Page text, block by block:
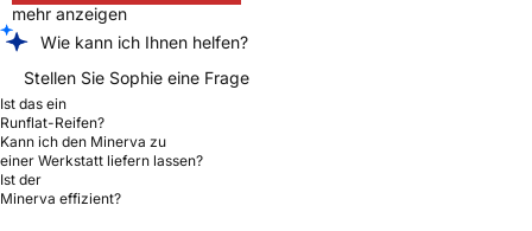
mehr anzeigen
Wie kann ich Ihnen helfen?
Stellen Sie Sophie eine Frage
Ist das ein
Runflat-Reifen?
Kann ich den Minerva zu
einer Werkstatt liefern lassen?
Ist der
Minerva effizient?